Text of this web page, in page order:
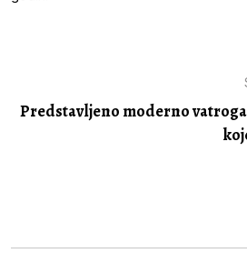
Predstavljeno moderno